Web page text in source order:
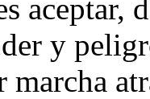
aceptar,
y
marcha